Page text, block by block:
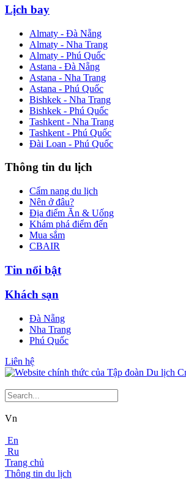
Lịch bay
Almaty - Đà Nẵng
Almaty - Nha Trang
Almaty - Phú Quốc
Astana - Đà Nẵng
Astana - Nha Trang
Astana - Phú Quốc
Bishkek - Nha Trang
Bishkek - Phú Quốc
Tashkent - Nha Trang
Tashkent - Phú Quốc
Đài Loan - Phú Quốc
Thông tin du lịch
Cẩm nang du lịch
Nên ở đâu?
Địa điểm Ăn & Uống
Khám phá điểm đến
Mua sắm
CBAIR
Tin nổi bật
Khách sạn
Đà Nẵng
Nha Trang
Phú Quốc
Liên hệ
Vn
En
Ru
Trang chủ
Thông tin du lịch